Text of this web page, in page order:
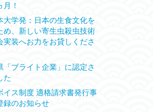
月！
大学発：日本の生食文化を
め、新しい寄生虫殺虫技術
実装へお力をお貸しくださ
「ブライト企業」に認定さ
た
イス制度 適格請求書発行事
録のお知らせ